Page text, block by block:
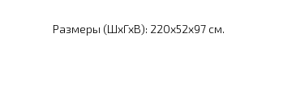
Размеры (ШхГхВ): 220x52x97 см.